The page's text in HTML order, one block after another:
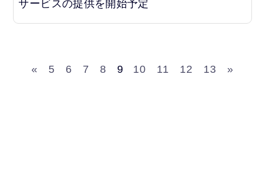
サービスの提供を開始予定
« 5 6 7 8 9 10 11 12 13 »